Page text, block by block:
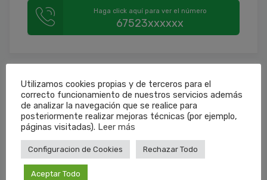
Haga click aquí para ver el número
67523xxxxxx
Compartir Anuncio
WhatsApp
Facebook
Utilizamos cookies propias y de terceros para el
correcto funcionamiento de nuestros servicios además
de analizar la navegación que se realice para
posteriormente realizar mejoras técnicas (por ejemplo,
páginas visitadas). Leer más
Configuracion de Cookies Rechazar Todo
Aceptar Todo